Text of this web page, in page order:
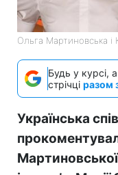
Ольга Мартиновська і
Будь у курсі,
стрічці разом
Українська